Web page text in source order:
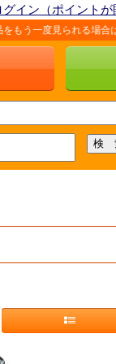
グイン（ポイントが
一度見られる場合はこ